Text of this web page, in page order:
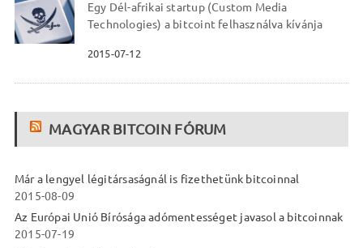
Egy Dél-afrikai startup (Custom Media
Technologies) a bitcoint felhasználva kívánja
2015-07-12
MAGYAR BITCOIN FÓRUM
Már a lengyel légitársaságnál is fizethetünk bitcoinnal
2015-08-09
Az Európai Unió Bírósága adómentességet javasol a bitcoinnak
2015-07-19